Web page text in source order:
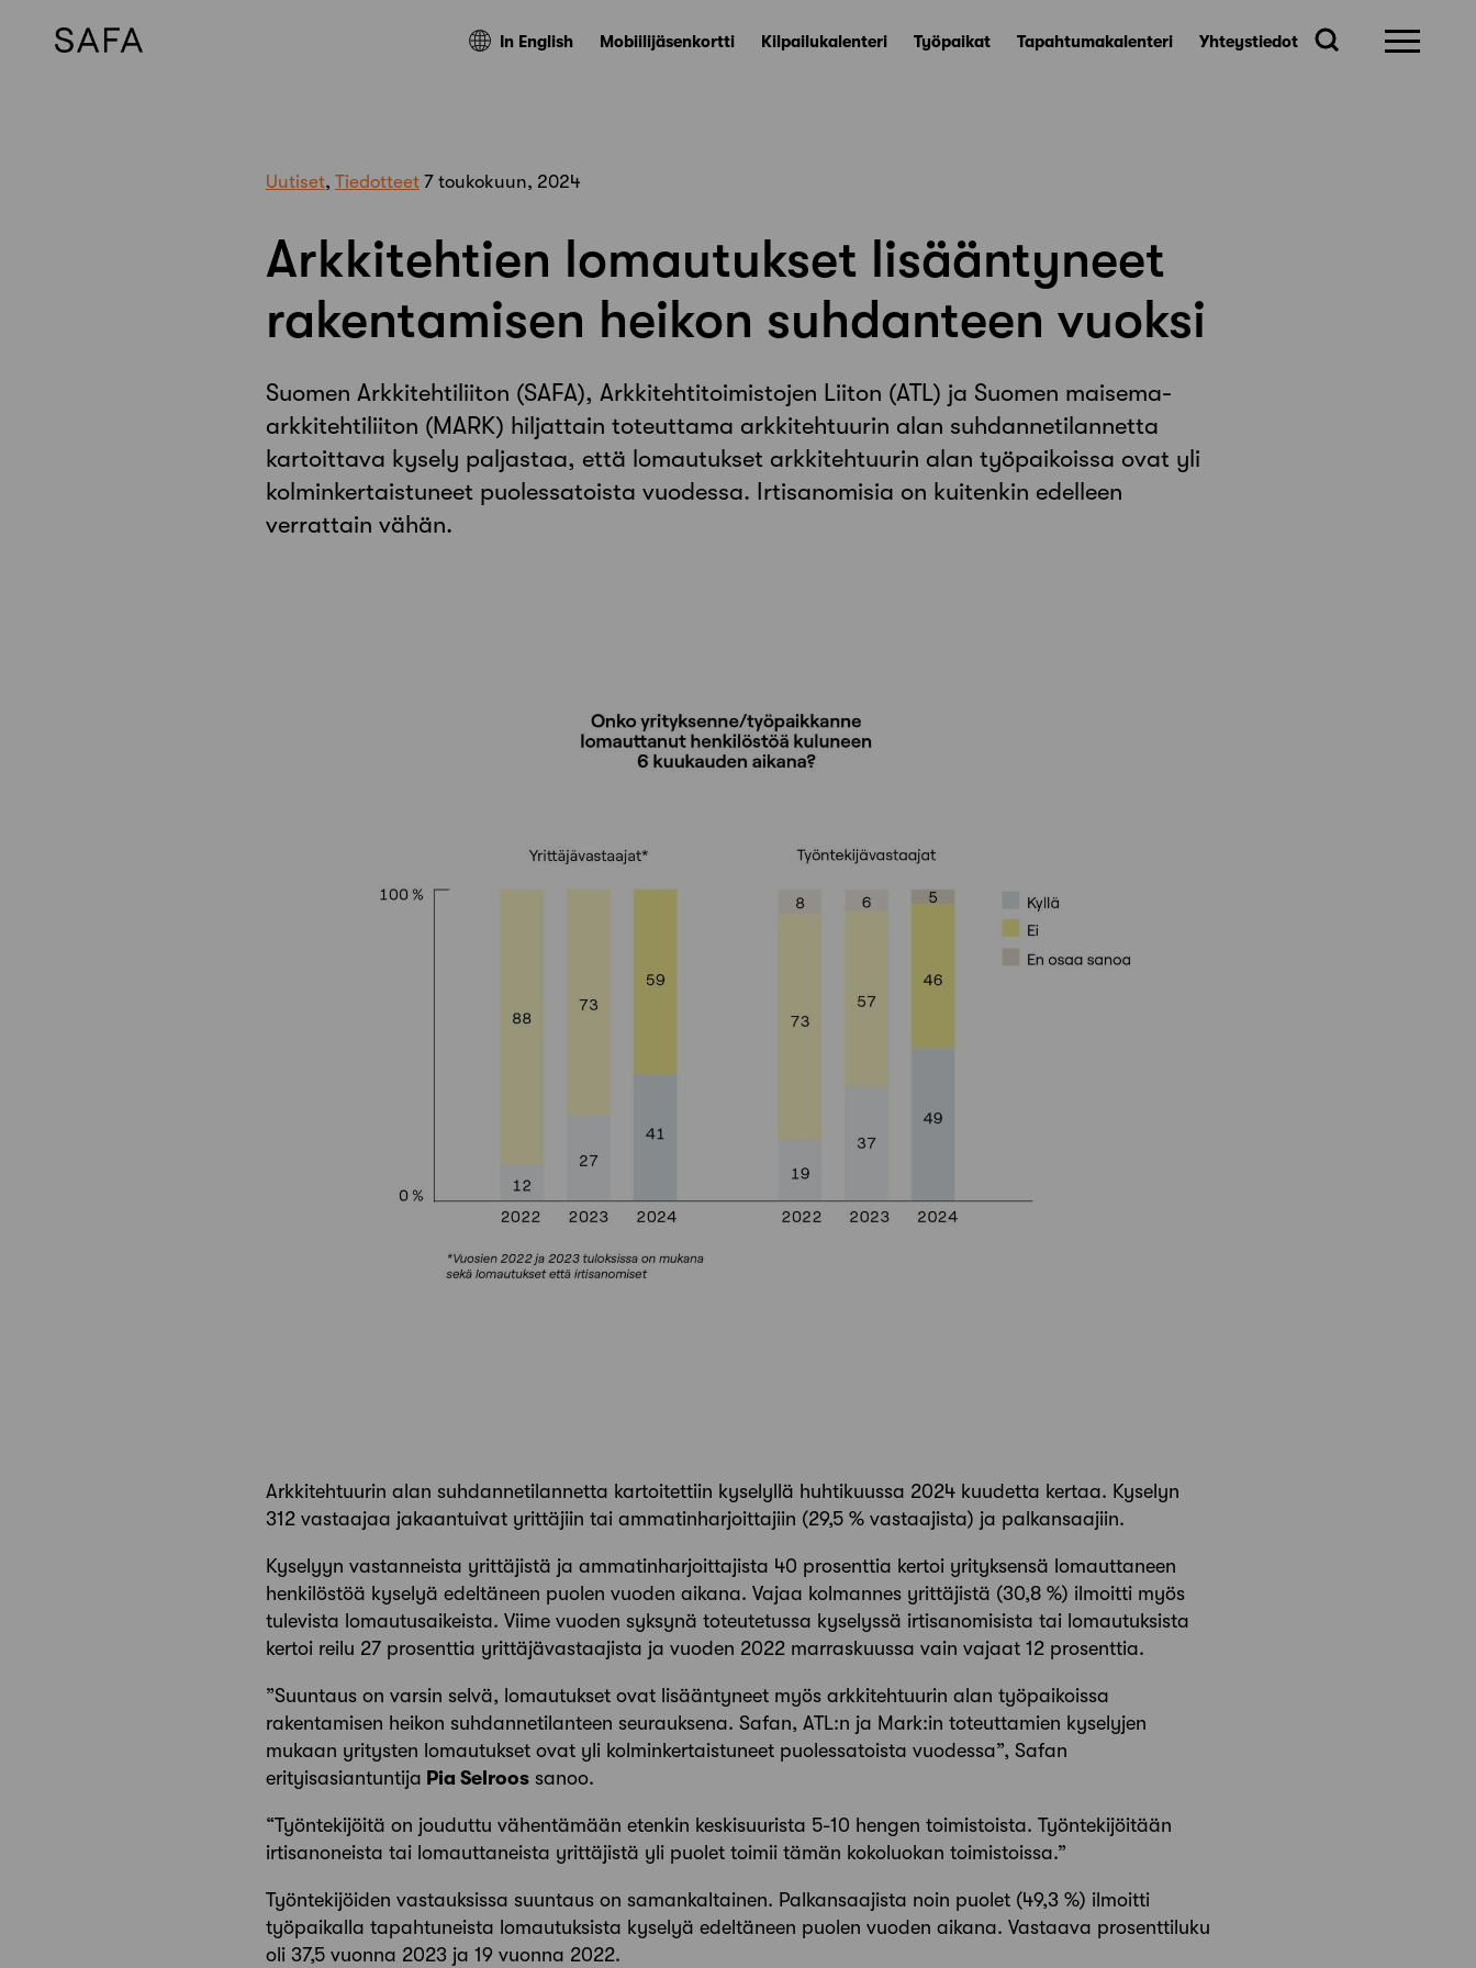
In English Mobiilijäsenkortti Kilpailukalenteri Työpaikat Tapahtumakalenteri Yhteystiedot
Uutiset, Tiedotteet 7 toukokuun, 2024
Arkkitehtien lomautukset lisääntyneet
rakentamisen heikon suhdanteen vuoksi
Suomen Arkkitehtiliiton (SAFA), Arkkitehtitoimistojen Liiton (ATL) ja Suomen maisema-
arkkitehtiliiton (MARK) hiljattain toteuttama arkkitehtuurin alan suhdannetilannetta
kartoittava kysely paljastaa, että lomautukset arkkitehtuurin alan työpaikoissa ovat yli
kolminkertaistuneet puolessatoista vuodessa. Irtisanomisia on kuitenkin edelleen
verrattain vähän.
Arkkitehtuurin alan suhdannetilannetta kartoitettiin kyselyllä huhtikuussa 2024 kuudetta kertaa. Kyselyn
312 vastaajaa jakaantuivat yrittäjiin tai ammatinharjoittajiin (29,5 % vastaajista) ja palkansaajiin.
Kyselyyn vastanneista yrittäjistä ja ammatinharjoittajista 40 prosenttia kertoi yrityksensä lomauttaneen
henkilöstöä kyselyä edeltäneen puolen vuoden aikana. Vajaa kolmannes yrittäjistä (30,8 %) ilmoitti myös
tulevista lomautusaikeista. Viime vuoden syksynä toteutetussa kyselyssä irtisanomisista tai lomautuksista
kertoi reilu 27 prosenttia yrittäjävastaajista ja vuoden 2022 marraskuussa vain vajaat 12 prosenttia.
”Suuntaus on varsin selvä, lomautukset ovat lisääntyneet myös arkkitehtuurin alan työpaikoissa
rakentamisen heikon suhdannetilanteen seurauksena. Safan, ATL:n ja Mark:in toteuttamien kyselyjen
mukaan yritysten lomautukset ovat yli kolminkertaistuneet puolessatoista vuodessa”, Safan
erityisasiantuntija Pia Selroos sanoo.
“Työntekijöitä on jouduttu vähentämään etenkin keskisuurista 5-10 hengen toimistoista. Työntekijöitään
irtisanoneista tai lomauttaneista yrittäjistä yli puolet toimii tämän kokoluokan toimistoissa.”
Työntekijöiden vastauksissa suuntaus on samankaltainen. Palkansaajista noin puolet (49,3 %) ilmoitti
työpaikalla tapahtuneista lomautuksista kyselyä edeltäneen puolen vuoden aikana. Vastaava prosenttiluku
oli 37,5 vuonna 2023 ja 19 vuonna 2022.